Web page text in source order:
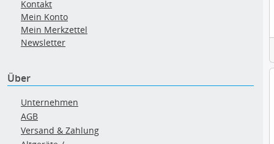
Kontakt
Mein Konto
Mein Merkzettel
Newsletter
Über
Unternehmen
AGB
Versand & Zahlung